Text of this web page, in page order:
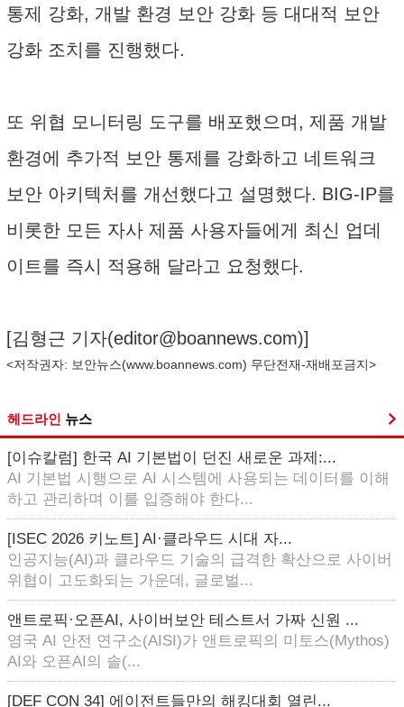
통제 강화, 개발 환경 보안 강화 등 대대적 보안
강화 조치를 진행했다.
또 위협 모니터링 도구를 배포했으며, 제품 개발
환경에 추가적 보안 통제를 강화하고 네트워크
보안 아키텍처를 개선했다고 설명했다. BIG-IP를
비롯한 모든 자사 제품 사용자들에게 최신 업데
이트를 즉시 적용해 달라고 요청했다.
[김형근 기자(editor@boannews.com)]
<저작권자: 보안뉴스(www.boannews.com) 무단전재-재배포금지>
헤드라인 뉴스
[이슈칼럼] 한국 AI 기본법이 던진 새로운 과제:...
AI 기본법 시행으로 AI 시스템에 사용되는 데이터를 이해
하고 관리하며 이를 입증해야 한다...
[ISEC 2026 키노트] AI·클라우드 시대 자...
인공지능(AI)과 클라우드 기술의 급격한 확산으로 사이버
위협이 고도화되는 가운데, 글로벌...
앤트로픽·오픈AI, 사이버보안 테스트서 가짜 신원 ...
영국 AI 안전 연구소(AISI)가 앤트로픽의 미토스(Mythos)
AI와 오픈AI의 솔(...
[DEF CON 34] 에이전트들만의 해킹대회 열린...